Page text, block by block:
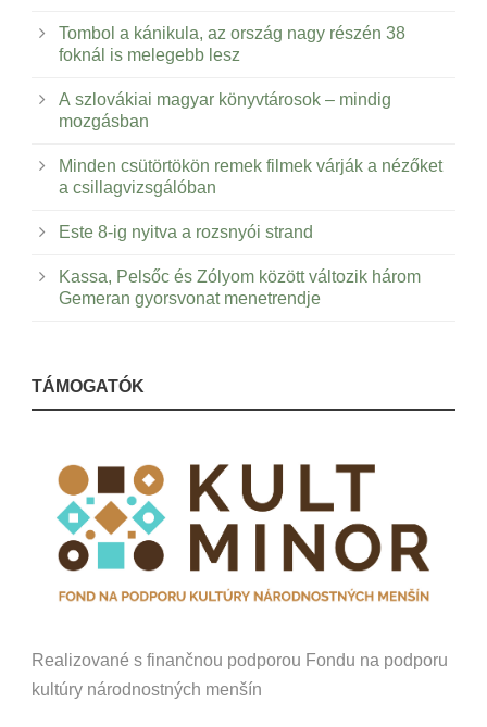
Tombol a kánikula, az ország nagy részén 38
foknál is melegebb lesz
A szlovákiai magyar könyvtárosok – mindig
mozgásban
Minden csütörtökön remek filmek várják a nézőket
a csillagvizsgálóban
Este 8-ig nyitva a rozsnyói strand
Kassa, Pelsőc és Zólyom között változik három
Gemeran gyorsvonat menetrendje
TÁMOGATÓK
Realizované s finančnou podporou Fondu na podporu
kultúry národnostných menšín